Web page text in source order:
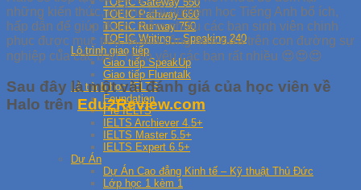
TOEIC Pathway 650
TOEIC Runway 750
TOEIC Writing – Speaking 240
Lộ trình giao tiếp
Giao tiếp SpeakUp
Giao tiếp Fluentalk
Lộ trình học IELTS
Foundation
Pre IELTS
IELTS Archiever 4.5+
IELTS Master 5.5+
IELTS Expert 6.5+
Dự Án
Dự Án Cao đẳng Kinh tế – Kỹ thuật Thủ Đức
Lớp học 1 kèm 1
những kiến thức, những trải nghiệm học Tiếng Anh bổ ích,
hấp dẫn để giúp được thêm nhiều các bạn sinh viên chinh
phục được mục tiêu, thành công hơn nữa trên con đường sự
nghiệp của các bạn. Halo yêu các bạn rất nhiều 😍😍😍
Sau đây là một vài đánh giá của học viên về
Halo trên Edu2Review.com